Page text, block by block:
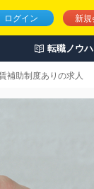
ログイン 新規
転職ノウ
補助制度ありの求人